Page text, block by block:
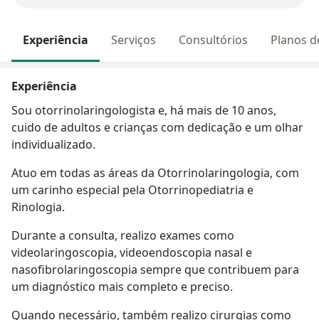
Experiência Serviços Consultórios Planos
Experiência
Sou otorrinolaringologista e, há mais de 10 anos,
cuido de adultos e crianças com dedicação e um olhar
individualizado.
Atuo em todas as áreas da Otorrinolaringologia, com
um carinho especial pela Otorrinopediatria e
Rinologia.
Durante a consulta, realizo exames como
videolaringoscopia, videoendoscopia nasal e
nasofibrolaringoscopia sempre que contribuem para
um diagnóstico mais completo e preciso.
Quando necessário, também realizo cirurgias como